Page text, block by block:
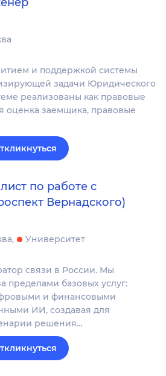
и поддержкой системы
задачи Юридического
реализованы как правовые
оценка заемщика, правовые
по работе с
Вернадского)
Университет
связи в России. Мы
пределами базовых услуг:
и финансовыми
ИИ, создавая для
решения…